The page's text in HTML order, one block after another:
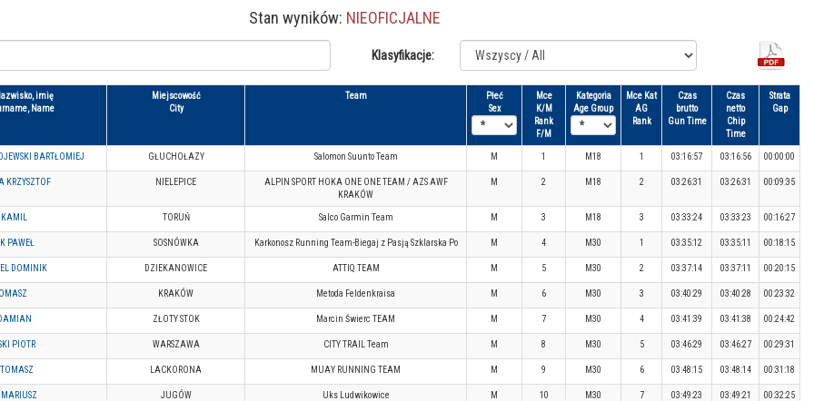
Stan wyników: NIEOFICJALNE
Klasyfikacje:
imię
Name
Miejscowość
City
Team
Płeć
Sex
Mce
K/M
Rank
F/M
Kategoria
Age Group
Mce Kat
AG
Rank
Czas
brutto
Gun Time
Czas
netto
Chip
Time
Strata
Gap
BARTŁOMIEJ GŁUCHOŁAZY Salomon Suunto Team M 1 M18 1 03:16:57 03:16:56 00:00:00
KRZYSZTOF NIELEPICE
ALPIN SPORT HOKA ONE ONE TEAM / AZS AWF
KRAKÓW
M 2 M18 2 03:26:31 03:26:31 00:09:35
TORUŃ Salco Garmin Team M 3 M18 3 03:33:24 03:33:23 00:16:27
PAWEŁ SOSNÓWKA Karkonosz Running Team-Biegaj z Pasją Szklarska Po M 4 M30 1 03:35:12 03:35:11 00:18:15
DOMINIK DZIEKANOWICE ATTIQ TEAM M 5 M30 2 03:37:14 03:37:11 00:20:15
KRAKÓW Metoda Feldenkraisa M 6 M30 3 03:40:29 03:40:28 00:23:32
ZŁOTY STOK Marcin Świerc TEAM M 7 M30 4 03:41:39 03:41:38 00:24:42
PIOTR WARSZAWA CITY TRAIL Team M 8 M30 5 03:46:29 03:46:27 00:29:31
LACKORONA MUAY RUNNING TEAM M 9 M30 6 03:48:15 03:48:14 00:31:18
JUGÓW Uks Ludwikowice M 10 M30 7 03:49:23 03:49:21 00:32:25